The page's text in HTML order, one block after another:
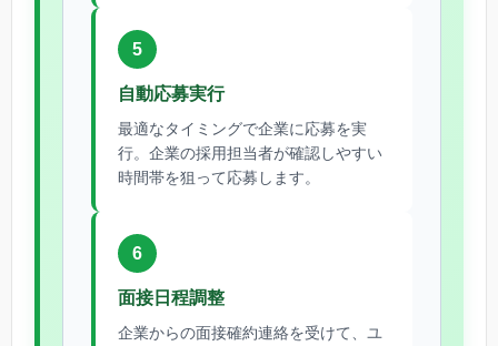
5
自動応募実行
最適なタイミングで企業に応募を実
行。企業の採用担当者が確認しやすい
時間帯を狙って応募します。
6
面接日程調整
企業からの面接確約連絡を受けて、ユ